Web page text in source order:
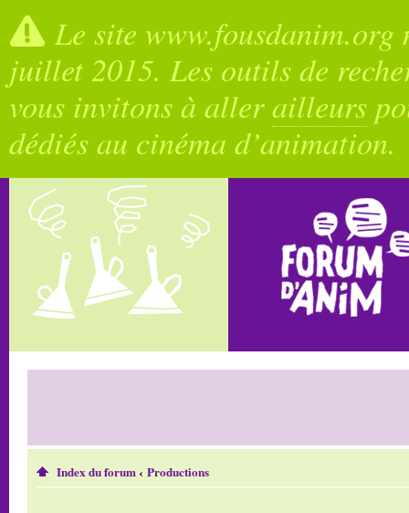
Le site
juillet 2015. Les outils de
vous invitons à allerailleurs
dédiés au cinéma d’animation.
Index du forum‹ Productions